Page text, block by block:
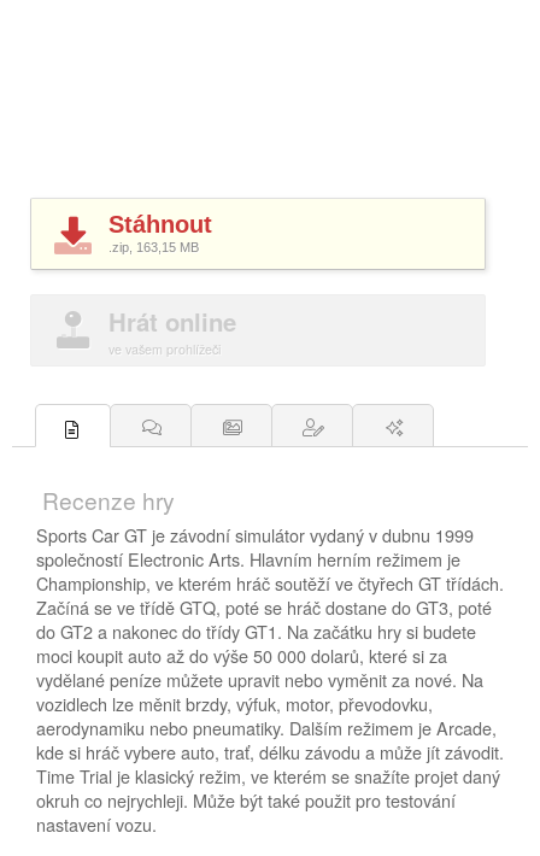
Stáhnout
.zip, 163,15 MB
Hrát online
ve vašem prohlížeči
Recenze hry
Sports Car GT je závodní simulátor vydaný v dubnu 1999
společností Electronic Arts. Hlavním herním režimem je
Championship, ve kterém hráč soutěží ve čtyřech GT třídách.
Začíná se ve třídě GTQ, poté se hráč dostane do GT3, poté
do GT2 a nakonec do třídy GT1. Na začátku hry si budete
moci koupit auto až do výše 50 000 dolarů, které si za
vydělané peníze můžete upravit nebo vyměnit za nové. Na
vozidlech lze měnit brzdy, výfuk, motor, převodovku,
aerodynamiku nebo pneumatiky. Dalším režimem je Arcade,
kde si hráč vybere auto, trať, délku závodu a může jít závodit.
Time Trial je klasický režim, ve kterém se snažíte projet daný
okruh co nejrychleji. Může být také použit pro testování
nastavení vozu.